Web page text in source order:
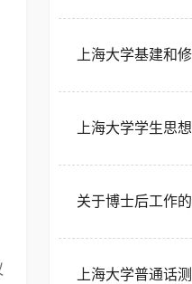
上海大学基建和
上海大学学生思
关于博士后工作
上海大学普通话